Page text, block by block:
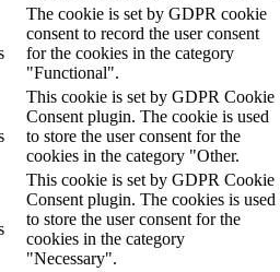
The cookie is set by GDPR cookie
consent to record the user consent
for the cookies in the category
"Functional".
This cookie is set by GDPR Cookie
Consent plugin. The cookie is used
to store the user consent for the
cookies in the category "Other.
This cookie is set by GDPR Cookie
Consent plugin. The cookies is used
to store the user consent for the
cookies in the category
"Necessary".